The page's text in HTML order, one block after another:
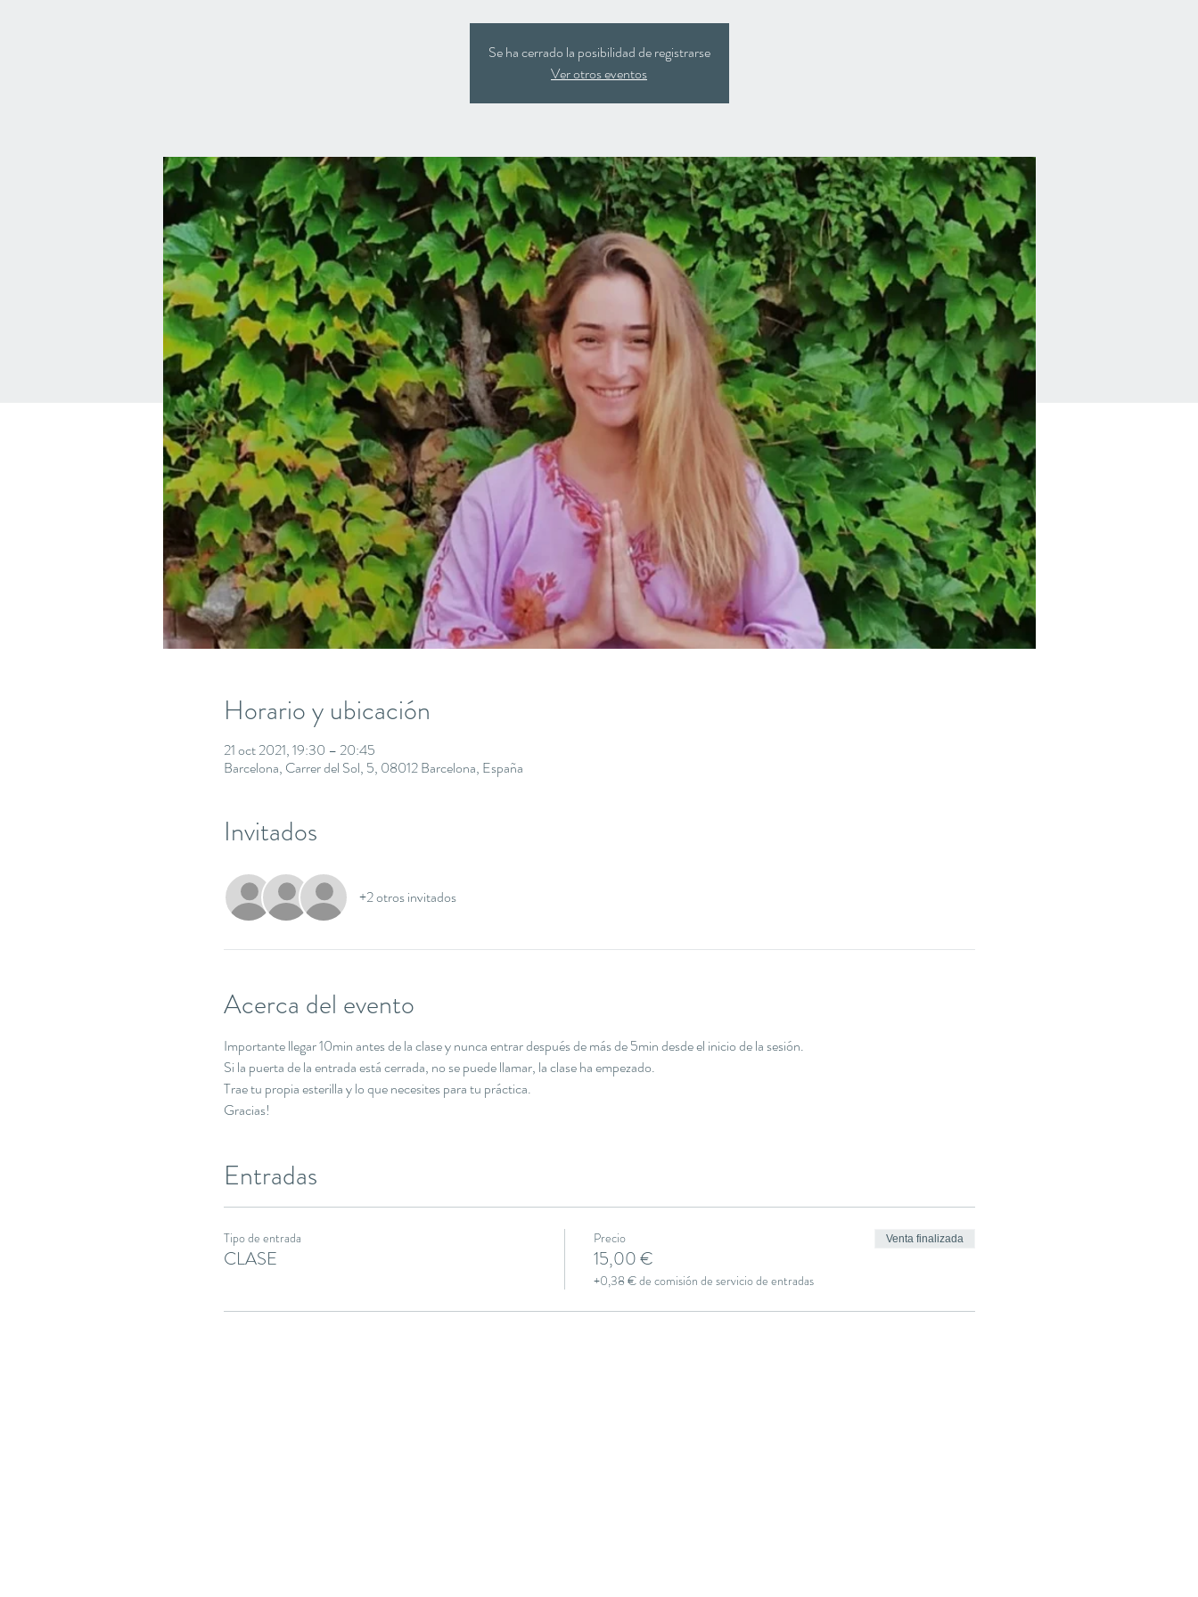
Se ha cerrado la posibilidad de registrarse
Ver otros eventos
Horario y ubicación
21 oct 2021, 19:30 – 20:45
Barcelona, Carrer del Sol, 5, 08012 Barcelona, España
Invitados
+2 otros invitados
Acerca del evento
Importante llegar 10min antes de la clase y nunca entrar después de más de 5min desde el inicio de la sesión.
Si la puerta de la entrada está cerrada, no se puede llamar, la clase ha empezado.
Trae tu propia esterilla y lo que necesites para tu práctica.
Gracias!
Entradas
Tipo de entrada
CLASE
Precio
15,00 €
+0,38 € de comisión de servicio de entradas
Venta finalizada